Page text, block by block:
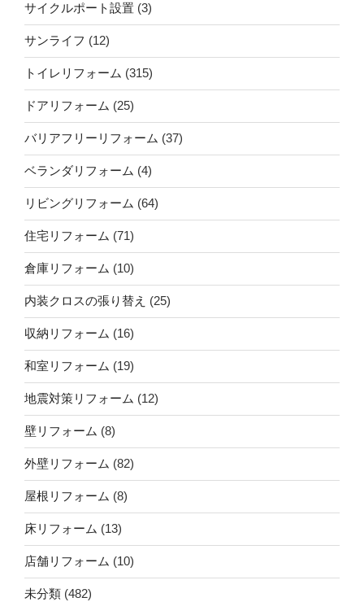
サイクルポート設置 (3)
サンライフ (12)
トイレリフォーム (315)
ドアリフォーム (25)
バリアフリーリフォーム (37)
ベランダリフォーム (4)
リビングリフォーム (64)
住宅リフォーム (71)
倉庫リフォーム (10)
内装クロスの張り替え (25)
収納リフォーム (16)
和室リフォーム (19)
地震対策リフォーム (12)
壁リフォーム (8)
外壁リフォーム (82)
屋根リフォーム (8)
床リフォーム (13)
店舗リフォーム (10)
未分類 (482)